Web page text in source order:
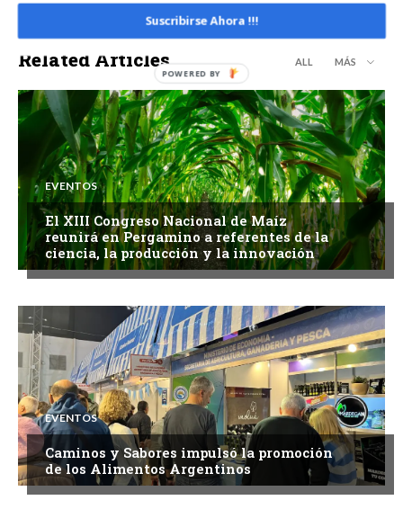
Related Articles ALL MÁS
EVENTOS
El XIII Congreso Nacional de Maíz
reunirá en Pergamino a referentes de la
ciencia, la producción y la innovación
EVENTOS
Caminos y Sabores impulsó la promoción
de los Alimentos Argentinos
Suscribirse Ahora !!!